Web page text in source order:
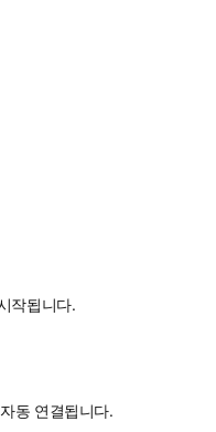
작됩니다.
동 연결됩니다.